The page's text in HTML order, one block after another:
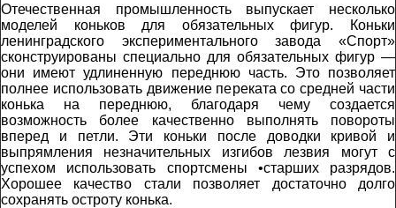
Отечественная промышленность выпускает несколько
моделей коньков для обязательных фигур. Коньки
ленинградского экспериментального завода «Спорт»
сконструированы специально для обязательных фигур —
они имеют удлиненную переднюю часть. Это позволяет
полнее использовать движение переката со средней части
конька на переднюю, благодаря чему создается
возможность более качественно выполнять повороты
вперед и петли. Эти коньки после доводки кривой и
выпрямления незначительных изгибов лезвия могут с
успехом использовать спортсмены •старших разрядов.
Хорошее качество стали позволяет достаточно долго
сохранять остроту конька.